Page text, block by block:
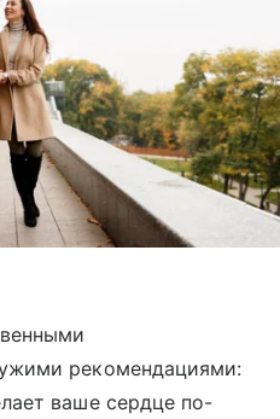
рекомендациями:
ваше сердце по-